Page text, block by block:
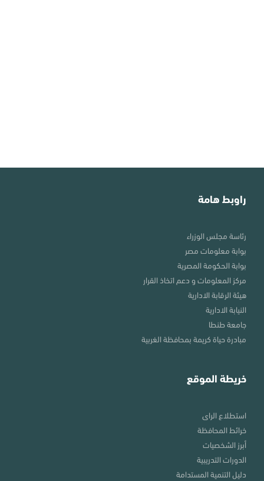
راوبط هامة
رئاسة مجلس الوزراء
بوابة معلومات مصر
بوابة الحكومة المصرية
مركز المعلومات و دعم اتخاذ القرار
هيئة الرقابة الادارية
النيابة الادارية
جامعة طنطا
مبادرة حياة كريمة بمحافظة الغربية
خريطة الموقع
استطلاع الراى
خرائط المحافظة
أبرز الشخصيات
الدورات التدريبية
دليل التنمية المستدامة